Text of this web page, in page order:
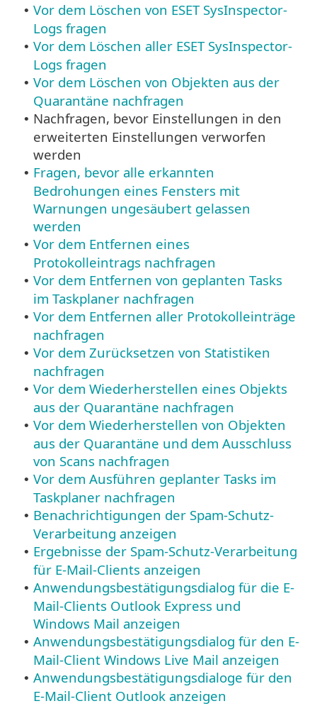
• Vor dem Löschen von ESET SysInspector-
Logs fragen
• Vor dem Löschen aller ESET SysInspector-
Logs fragen
• Vor dem Löschen von Objekten aus der
Quarantäne nachfragen
• Nachfragen, bevor Einstellungen in den
erweiterten Einstellungen verworfen
werden
• Fragen, bevor alle erkannten
Bedrohungen eines Fensters mit
Warnungen ungesäubert gelassen
werden
• Vor dem Entfernen eines
Protokolleintrags nachfragen
• Vor dem Entfernen von geplanten Tasks
im Taskplaner nachfragen
• Vor dem Entfernen aller Protokolleinträge
nachfragen
• Vor dem Zurücksetzen von Statistiken
nachfragen
• Vor dem Wiederherstellen eines Objekts
aus der Quarantäne nachfragen
• Vor dem Wiederherstellen von Objekten
aus der Quarantäne und dem Ausschluss
von Scans nachfragen
• Vor dem Ausführen geplanter Tasks im
Taskplaner nachfragen
• Benachrichtigungen der Spam-Schutz-
Verarbeitung anzeigen
• Ergebnisse der Spam-Schutz-Verarbeitung
für E-Mail-Clients anzeigen
• Anwendungsbestätigungsdialog für die E-
Mail-Clients Outlook Express und
Windows Mail anzeigen
• Anwendungsbestätigungsdialog für den E-
Mail-Client Windows Live Mail anzeigen
• Anwendungsbestätigungsdialoge für den
E-Mail-Client Outlook anzeigen